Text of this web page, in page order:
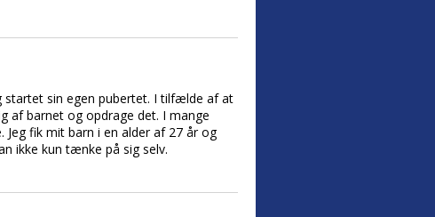
startet sin egen pubertet. I tilfælde af at
af barnet og opdrage det. I mange
fik mit barn i en alder af 27 år og
ikke kun tænke på sig selv.